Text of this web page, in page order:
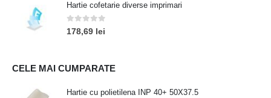
Hartie cofetarie diverse imprimari
0out of 5
178,69 lei
CELE MAI CUMPARATE
Hartie cu polietilena INP 40+ 50X37.5